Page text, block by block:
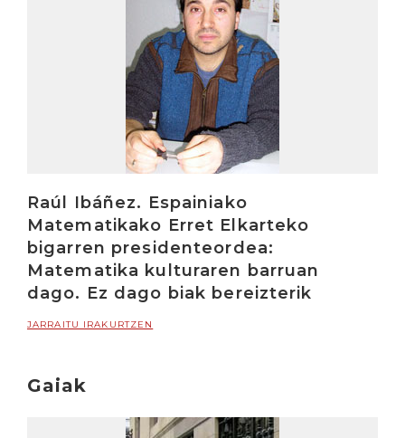
Raúl Ibáñez. Espainiako
Matematikako Erret Elkarteko
bigarren presidenteordea:
Matematika kulturaren barruan
dago. Ez dago biak bereizterik
JARRAITU IRAKURTZEN
Gaiak